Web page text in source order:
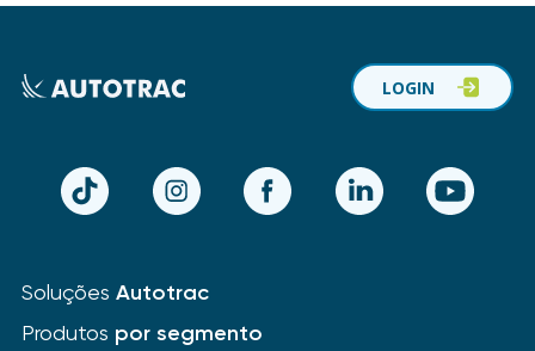
TikTok Instagram Facebook LinkedIn YouTube
LOGIN
Soluções Autotrac
Produtos por segmento